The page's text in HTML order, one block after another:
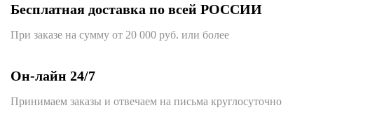
Бесплатная доставка по всей РОССИИ
При заказе на сумму от 20 000 руб. или более
Он-лайн 24/7
Принимаем заказы и отвечаем на письма круглосуточно